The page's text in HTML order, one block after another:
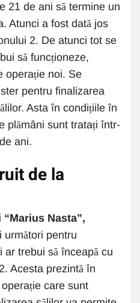
21 de ani să termine un
Atunci a fost dată jos
2. De atunci tot se
să funcționeze,
operație noi. Se
pentru finalizarea
Asta în condițiile în
plămâni sunt tratați într-
ani.
de la
Nasta”,
următori pentru
trebui să înceapă cu
Acesta prezintă în
care sunt